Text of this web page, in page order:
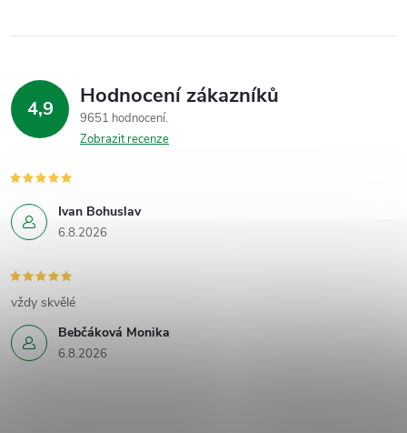
4,9 Hodnocení zákazníků
9651 hodnocení
Zobrazit recenze
Ivan Bohuslav
6.8.2026
Bebčáková Monika
6.8.2026
vždy skvělé